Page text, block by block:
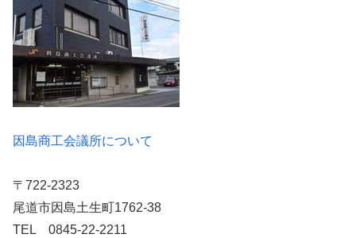
因島商工会議所について
〒722-2323
尾道市因島土生町1762-38
TEL 0845-22-2211